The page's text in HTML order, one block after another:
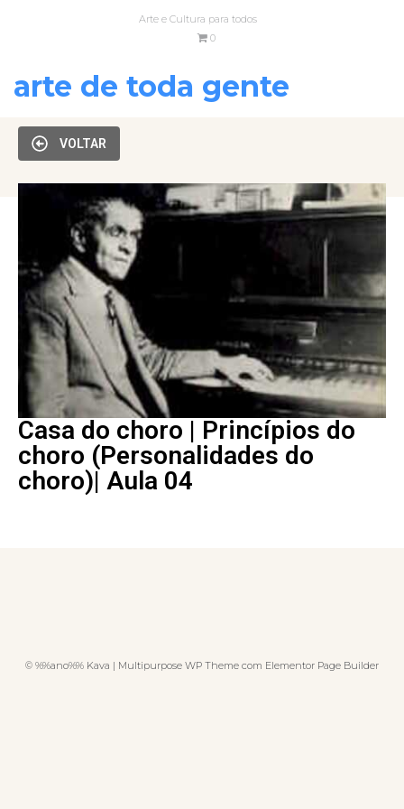
Arte e Cultura para todos
0
arte de toda gente
VOLTAR
Casa do choro | Princípios do
choro (Personalidades do
choro)| Aula 04
© %%ano%% Kava | Multipurpose WP Theme com Elementor Page Builder